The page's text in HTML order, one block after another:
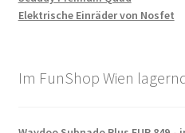
Elektrische Einräder von Nosfet
Im FunShop Wien